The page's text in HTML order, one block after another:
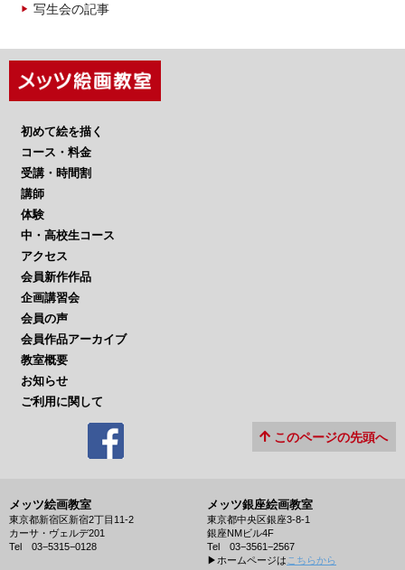
写生会の記事
初めて絵を描く
コース・料金
受講・時間割
講師
体験
中・高校生コース
アクセス
会員新作作品
企画講習会
会員の声
会員作品アーカイブ
教室概要
お知らせ
ご利用に関して
このページの先頭へ
メッツ絵画教室
東京都新宿区新宿2丁目11-2
カーサ・ヴェルデ201
Tel 03−5315−0128
メッツ銀座絵画教室
東京都中央区銀座3-8-1
銀座NMビル4F
Tel 03−3561−2567
▶︎ホームページはこちらから